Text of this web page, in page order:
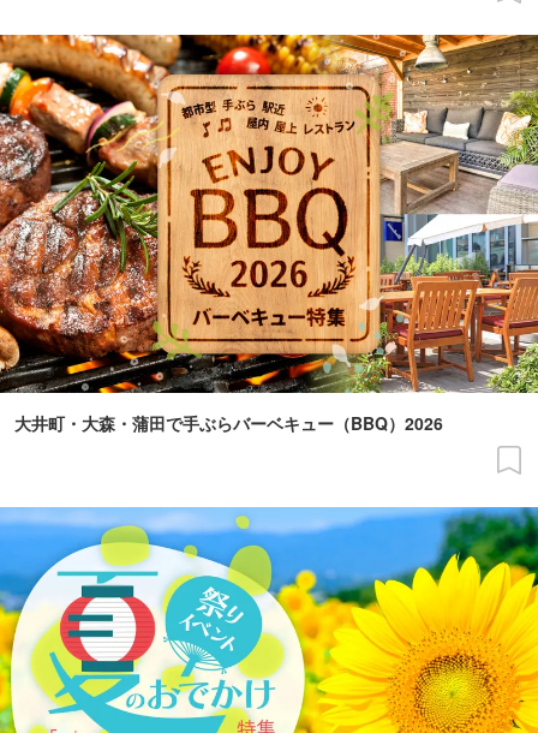
大井町・大森・蒲田で手ぶらバーベキュー（BBQ）2026